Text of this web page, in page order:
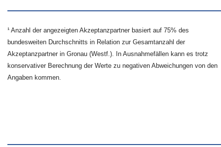
¹ Anzahl der angezeigten Akzeptanzpartner basiert auf 75% des
bundesweiten Durchschnitts in Relation zur Gesamtanzahl der
Akzeptanzpartner in Gronau (Westf.). In Ausnahmefällen kann es trotz
konservativer Berechnung der Werte zu negativen Abweichungen von den
Angaben kommen.